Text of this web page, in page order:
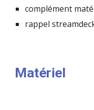
complément
rappel
Matériel